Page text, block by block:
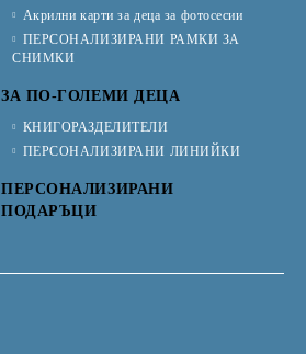
Акрилни карти за деца за фотосесии
ПЕРСОНАЛИЗИРАНИ РАМКИ ЗА
СНИМКИ
ЗА ПО-ГОЛЕМИ ДЕЦА
КНИГОРАЗДЕЛИТЕЛИ
ПЕРСОНАЛИЗИРАНИ ЛИНИЙКИ
ПЕРСОНАЛИЗИРАНИ
ПОДАРЪЦИ